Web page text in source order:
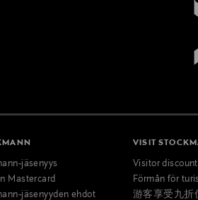
jäsenyys
Mastercard
jäsenyyden ehdot
VISIT
Visitor discount
Förmån för
游客享受九折